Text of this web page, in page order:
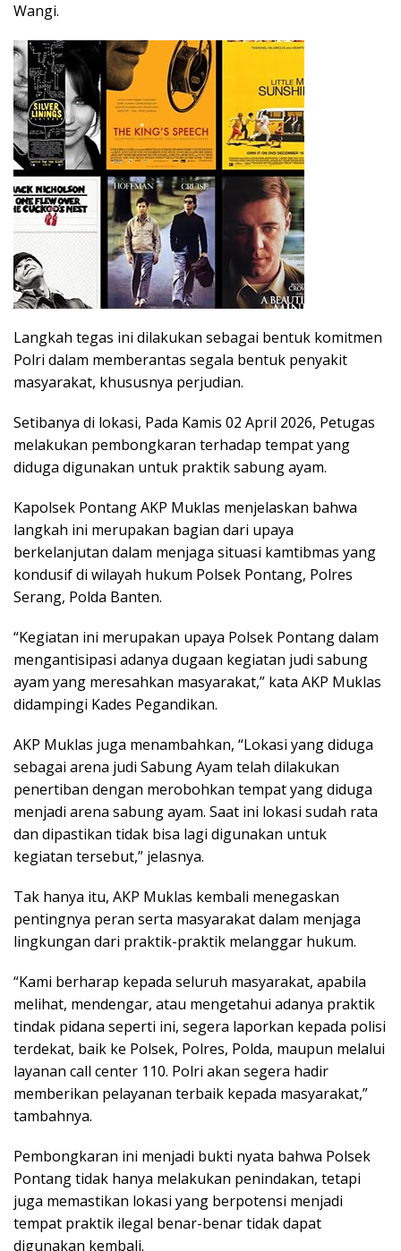
Wangi.
Langkah tegas ini dilakukan sebagai bentuk komitmen
Polri dalam memberantas segala bentuk penyakit
masyarakat, khususnya perjudian.
Setibanya di lokasi, Pada Kamis 02 April 2026, Petugas
melakukan pembongkaran terhadap tempat yang
diduga digunakan untuk praktik sabung ayam.
Kapolsek Pontang AKP Muklas menjelaskan bahwa
langkah ini merupakan bagian dari upaya
berkelanjutan dalam menjaga situasi kamtibmas yang
kondusif di wilayah hukum Polsek Pontang, Polres
Serang, Polda Banten.
“Kegiatan ini merupakan upaya Polsek Pontang dalam
mengantisipasi adanya dugaan kegiatan judi sabung
ayam yang meresahkan masyarakat,” kata AKP Muklas
didampingi Kades Pegandikan.
AKP Muklas juga menambahkan, “Lokasi yang diduga
sebagai arena judi Sabung Ayam telah dilakukan
penertiban dengan merobohkan tempat yang diduga
menjadi arena sabung ayam. Saat ini lokasi sudah rata
dan dipastikan tidak bisa lagi digunakan untuk
kegiatan tersebut,” jelasnya.
Tak hanya itu, AKP Muklas kembali menegaskan
pentingnya peran serta masyarakat dalam menjaga
lingkungan dari praktik-praktik melanggar hukum.
“Kami berharap kepada seluruh masyarakat, apabila
melihat, mendengar, atau mengetahui adanya praktik
tindak pidana seperti ini, segera laporkan kepada polisi
terdekat, baik ke Polsek, Polres, Polda, maupun melalui
layanan call center 110. Polri akan segera hadir
memberikan pelayanan terbaik kepada masyarakat,”
tambahnya.
Pembongkaran ini menjadi bukti nyata bahwa Polsek
Pontang tidak hanya melakukan penindakan, tetapi
juga memastikan lokasi yang berpotensi menjadi
tempat praktik ilegal benar-benar tidak dapat
digunakan kembali.